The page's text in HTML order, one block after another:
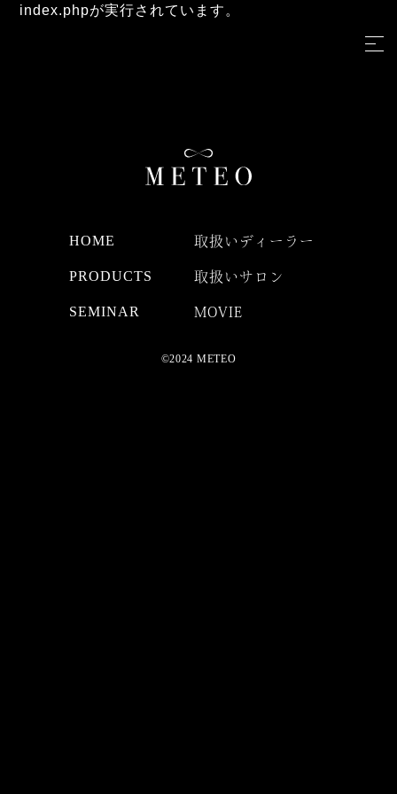
index.phpが実行されています。
HOME
PRODUCTS
SEMINAR
取扱いディーラー
取扱いサロン
MOVIE
©2024 METEO